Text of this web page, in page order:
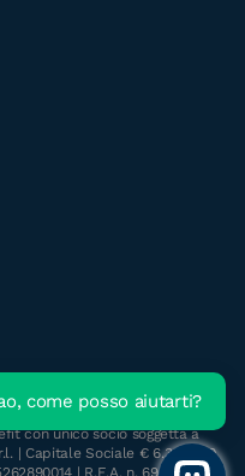
con unico socio soggetta a
| Capitale Sociale € 6.300.000
| R.E.A. n. 696117
come posso aiutarti?